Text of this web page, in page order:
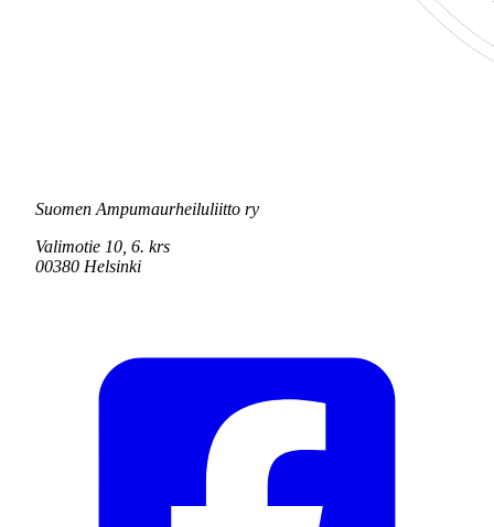
Suomen Ampumaurheiluliitto ry
Valimotie 10, 6. krs
00380 Helsinki